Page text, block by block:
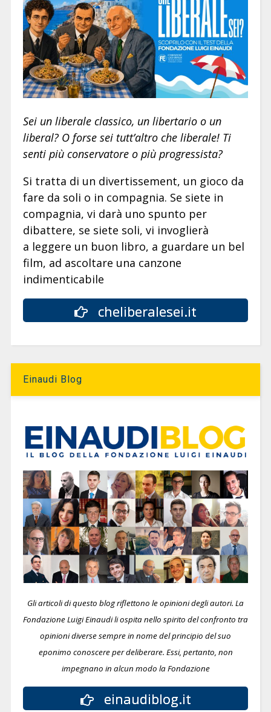
Sei un liberale classico, un libertario o un
liberal? O forse sei tutt’altro che liberale! Ti
senti più conservatore o più progressista?
Si tratta di un divertissement, un gioco da
fare da soli o in compagnia. Se siete in
compagnia, vi darà uno spunto per
dibattere, se siete soli, vi invoglierà
a leggere un buon libro, a guardare un bel
film, ad ascoltare una canzone
indimenticabile
cheliberalesei.it
Einaudi Blog
Gli articoli di questo blog riflettono le opinioni degli autori. La
Fondazione Luigi Einaudi li ospita nello spirito del confronto tra
opinioni diverse sempre in nome del principio del suo
eponimo conoscere per deliberare. Essi, pertanto, non
impegnano in alcun modo la Fondazione
einaudiblog.it